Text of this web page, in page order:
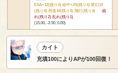
EXA+12(残り4) 命中+25(残り4) 変幻16
(残り4) 邪道16(残り4) 飛行(残り4)
崩
れ(残り2) 乱れ(残り1)
(15.00, -2.50, 0.00)
カイト
充填100によりAPが100回復！